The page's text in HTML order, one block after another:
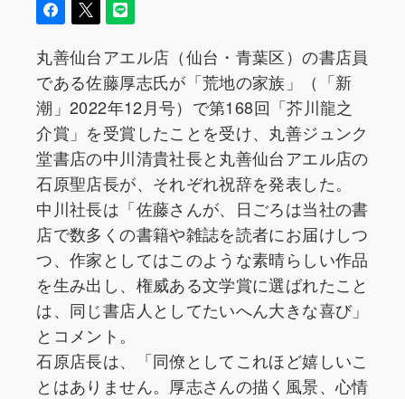
丸善仙台アエル店（仙台・青葉区）の書店員
である佐藤厚志氏が「荒地の家族」（「新
潮」2022年12月号）で第168回「芥川龍之
介賞」を受賞したことを受け、丸善ジュンク
堂書店の中川清貴社長と丸善仙台アエル店の
石原聖店長が、それぞれ祝辞を発表した。
中川社長は「佐藤さんが、日ごろは当社の書
店で数多くの書籍や雑誌を読者にお届けしつ
つ、作家としてはこのような素晴らしい作品
を生み出し、権威ある文学賞に選ばれたこと
は、同じ書店人としてたいへん大きな喜び」
とコメント。
石原店長は、「同僚としてこれほど嬉しいこ
とはありません。厚志さんの描く風景、心情